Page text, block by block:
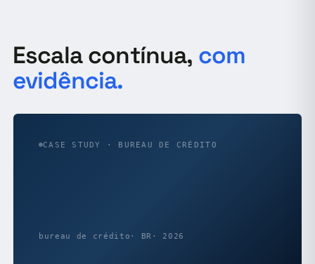
Escala contínua, com
evidência.
CASE STUDY · BUREAU DE CRÉDITO
bureau de crédito · BR · 2026